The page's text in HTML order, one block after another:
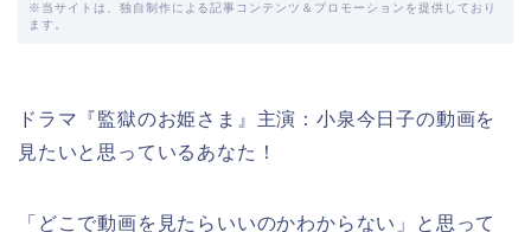
※当サイトは、独自制作による記事コンテンツ＆プロモーションを提供しており
ます。
ドラマ『監獄のお姫さま』主演：小泉今日子の動画を
見たいと思っているあなた！
「どこで動画を見たらいいのかわからない」と思って